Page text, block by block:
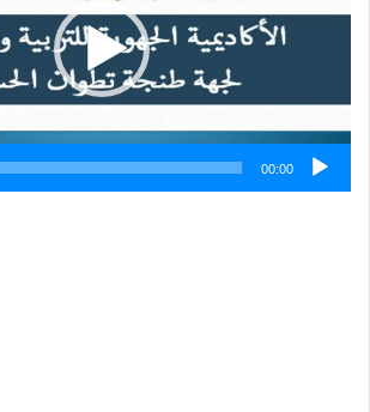
00:00